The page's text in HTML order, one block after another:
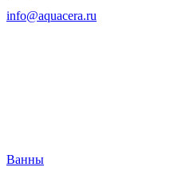
info@aquacera.ru
Ванны